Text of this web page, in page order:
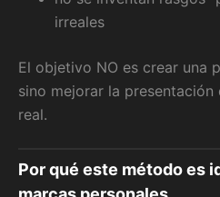
irreales
El objetivo NO es crear una
sino mejorar la presentación
real.
Por qué este método es